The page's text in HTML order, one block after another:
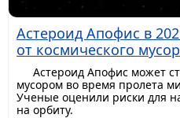
Астероид Апофис в
от космического
Астероид Апофис может
мусором во время пролета
Ученые оценили риски для
на орбиту.